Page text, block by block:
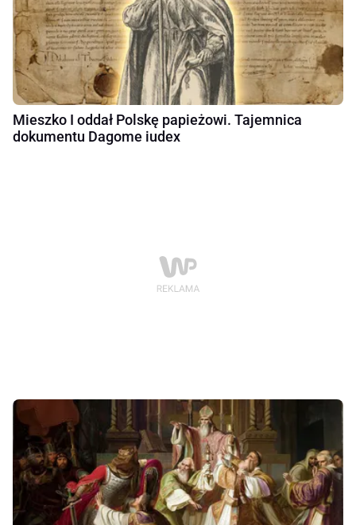
Mieszko I oddał Polskę papieżowi. Tajemnica
dokumentu Dagome iudex